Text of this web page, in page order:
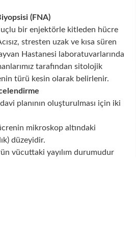
(FNA)
uçlu bir enjektörle kitleden hücre
stresten uzak ve kısa süren
Hastanesi laboratuvarlarında
tarafından sitolojik
türü kesin olarak belirlenir.
planının oluşturulması için iki
mikroskop altındaki
düzeyidir.
vücuttaki yayılım durumudur